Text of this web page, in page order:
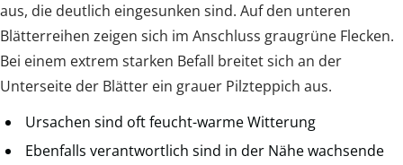
aus, die deutlich eingesunken sind. Auf den unteren
Blätterreihen zeigen sich im Anschluss graugrüne Flecken.
Bei einem extrem starken Befall breitet sich an der
Unterseite der Blätter ein grauer Pilzteppich aus.
Ursachen sind oft feucht-warme Witterung
Ebenfalls verantwortlich sind in der Nähe wachsende